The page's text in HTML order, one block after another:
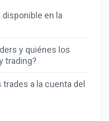
en la
y quiénes los
trading?
a la cuenta del